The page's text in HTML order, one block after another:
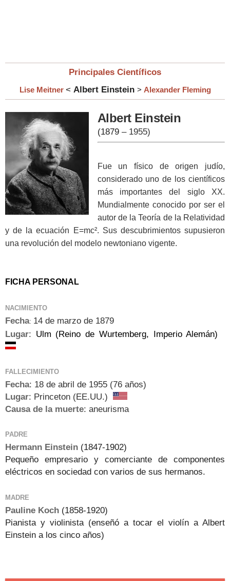
Principales Científicos
Lise Meitner < Albert Einstein > Alexander Fleming
Albert Einstein
(1879 – 1955)
Fue un físico de origen judío,
considerado uno de los científicos
más importantes del siglo XX.
Mundialmente conocido por ser el
autor de la Teoría de la Relatividad
y de la ecuación
E=mc². Sus descubrimientos supusieron
una revolución del modelo newtoniano vigente.
FICHA PERSONAL
NACIMIENTO
Fecha: 14 de marzo de 1879
Lugar: Ulm (Reino de Wurtemberg, Imperio Alemán)
FALLECIMIENTO
Fecha: 18 de abril de 1955 (76 años)
Lugar: Princeton (EE.UU.)
Causa de la muerte: aneurisma
PADRE
Hermann Einstein (1847-1902)
Pequeño empresario y comerciante de componentes
eléctricos en sociedad con varios de sus hermanos.
MADRE
Pauline Koch (1858-1920)
Pianista y violinista (enseñó a tocar el violín a Albert
Einstein a los cinco años)